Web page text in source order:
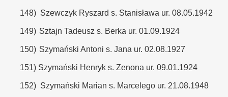
148) Szewczyk Ryszard s. Stanisława ur. 08.05.1942
149) Sztajn Tadeusz s. Berka ur. 01.09.1924
150) Szymański Antoni s. Jana ur. 02.08.1927
151) Szymański Henryk s. Zenona ur. 09.01.1924
152) Szymański Marian s. Marcelego ur. 21.08.1948